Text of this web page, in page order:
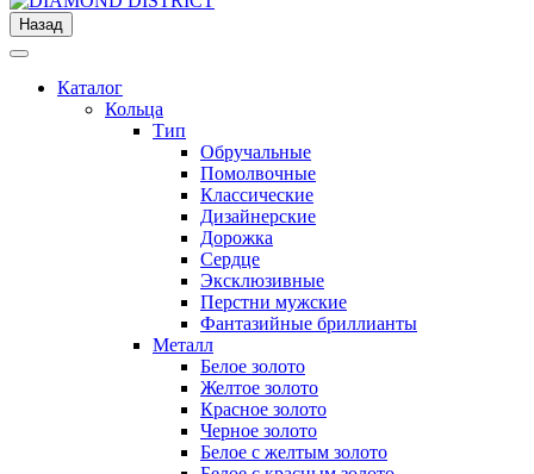
Назад
Каталог
Кольца
Тип
Обручальные
Помолвочные
Классические
Дизайнерские
Дорожка
Сердце
Эксклюзивные
Перстни мужские
Фантазийные бриллианты
Металл
Белое золото
Желтое золото
Красное золото
Черное золото
Белое с желтым золото